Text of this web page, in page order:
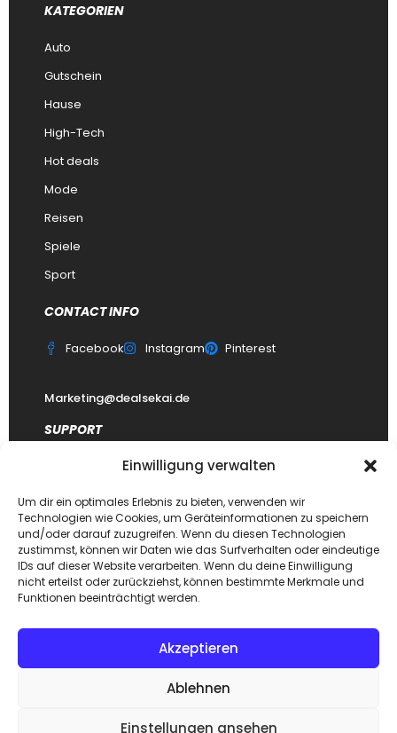
Einwilligung verwalten
Um dir ein optimales Erlebnis zu bieten, verwenden wir
Technologien wie Cookies, um Geräteinformationen zu speichern
und/oder darauf zuzugreifen. Wenn du diesen Technologien
zustimmst, können wir Daten wie das Surfverhalten oder eindeutige
IDs auf dieser Website verarbeiten. Wenn du deine Einwilligung
nicht erteilst oder zurückziehst, können bestimmte Merkmale und
Funktionen beeinträchtigt werden.
Akzeptieren
Ablehnen
Einstellungen ansehen
KATEGORIEN
Auto
Gutschein
Hause
High-Tech
Hot deals
Mode
Reisen
Spiele
Sport
CONTACT INFO
Facebook Instagram Pinterest
Marketing@dealsekai.de
SUPPORT
datenschutzerklärung
Impressum
Haftungsausschluss
FAQ Dealsekai
Copyright © 2026. Designed byDealsekai